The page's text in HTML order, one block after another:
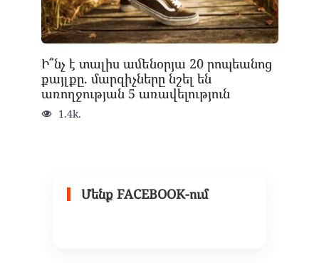
Ի՞նչ է տալիս ամենօրյա 20 րոպեանոց
քայլքը. մարզիչները նշել են
առողջության 5 առավելություն
1.4k.
Մենք FACEBOOK-ում